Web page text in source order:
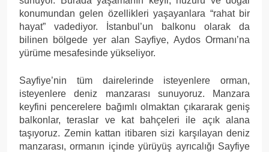
konumundan gelen özellikleri yaşayanlara “rahat bir
hayat” vadediyor. İstanbul’un balkonu olarak da
bilinen bölgede yer alan Sayfiye, Aydos Ormanı’na
yürüme mesafesinde yükseliyor.
Sayfiye’nin tüm dairelerinde isteyenlere orman,
isteyenlere deniz manzarası sunuyoruz. Manzara
keyfini pencerelere bağımlı olmaktan çıkararak geniş
balkonlar, teraslar ve kat bahçeleri ile açık alana
taşıyoruz. Zemin kattan itibaren sizi karşılayan deniz
manzarası, ormanın içinde yürüyüş ayrıcalığı Sayfiye